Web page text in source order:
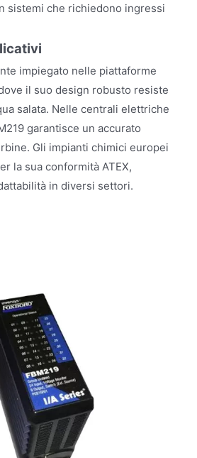
sistemi che richiedono ingressi
impiegato nelle piattaforme
il suo design robusto resiste
salata. Nelle centrali elettriche
garantisce un accurato
Gli impianti chimici europei
la sua conformità ATEX,
in diversi settori.